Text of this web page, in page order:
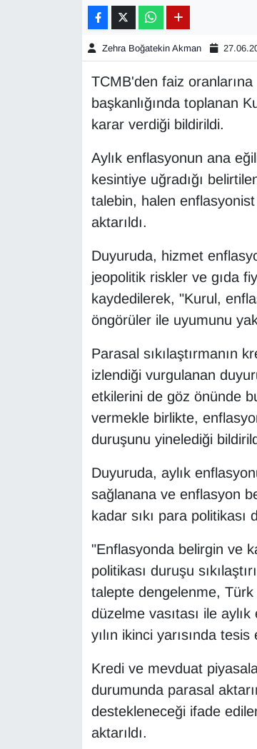
Zehra Boğatekin Akman
TCMB'den faiz
başkanlığında toplanan
karar verdiği bildirildi.
Aylık enflasyonun ana
kesintiye uğradığı
talebin, halen
aktarıldı.
Duyuruda, hizmet
jeopolitik riskler ve gıda
kaydedilerek, "Kurul,
öngörüler ile uyumunu
Parasal sıkılaştırmanın
izlendiği vurgulanan
etkilerini de göz önünde
vermekle birlikte,
duruşunu yinelediği
Duyuruda, aylık
sağlanana ve enflasyon
kadar sıkı para
"Enflasyonda belirgin ve
politikası duruşu
talepte dengelenme,
düzelme vasıtası ile
yılın ikinci yarısında
Kredi ve mevduat
durumunda parasal
destekleneceği ifade
aktarıldı.
Gündem
HABERDE İNSAN
Kamu Alımları
Kim Kimdir?
Kültür & Sanat
MAGAZİN
ONE EKONOMİ
POLİTİKA
Resmi İlanlar
RÖPORTAJ